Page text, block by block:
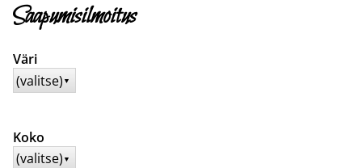
Saapumisilmoitus
Väri
(valitse) ▼
Koko
(valitse) ▼